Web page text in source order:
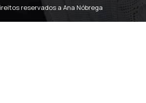
reservados a Ana Nóbrega